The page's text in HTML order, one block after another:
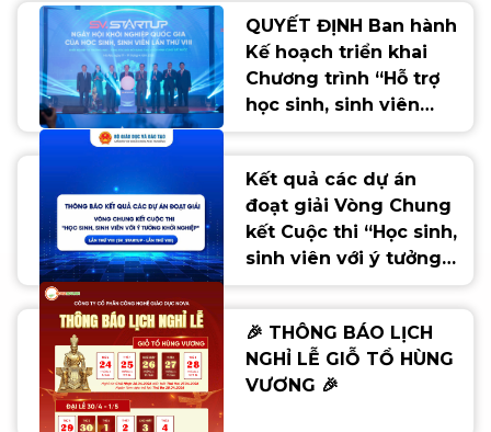
QUYẾT ĐỊNH Ban hành
Kế hoạch triển khai
Chương trình “Hỗ trợ
học sinh, sinh viên
ngành Giáo dục
Kết quả các dự án
đoạt giải Vòng Chung
kết Cuộc thi “Học sinh,
sinh viên với ý tưởng
khởi nghiệp" lần thứ
VIII (SV_STARTUP- Lần
thứ VIII)
🎉 THÔNG BÁO LỊCH
NGHỈ LỄ GIỖ TỔ HÙNG
VƯƠNG 🎉